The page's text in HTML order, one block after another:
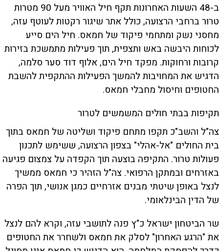
ב-48 השעות האחרונות תקף חיל האוויר מעל 90 מטרות
טרור ברחבי הרצועה, כולל אתר שיגור רקטות לעוטף עזה,
מחסני נשק ומתחמי פיקוד של חמאס. חיל הים סייע
לכוחות היבשה באש ותצפית, תוך פעילות מתמשכת בזירות
קרובות ורחוקות. מפקד חיל הים, אלוף דוד סער סלמה,
הדגיש את המחויבות להמשך הפעילות ההתקפית להשבת
החטופים וחיסול מחבלי חמאס.
תקיפות בבתי חולים המשמשים לטרור
צה"ל והשב"כ תקפו מתחם פיקוד ושליטה של חמאס בתוך
בית החולים "אל-אהלי" בצפון הרצועה, ששימש לתכנון
פעולות טרור. התקיפה בוצעה תוך הקפדה על צמצום פגיעה
באזרחים ובמתקן הרפואי. צה"ל הזהיר כי חמאס ממשיך
לנצל באופן שיטתי מבנים אזרחיים כמגן אנושי, תוך הפרה
של הדין הבינלאומי.
שר הביטחון ישראל כ"ץ פנה לתושבי עזה, וקרא להם לנצל
את "הרגע האחרון" לסלק את חמאס ולשחרר את החטופים